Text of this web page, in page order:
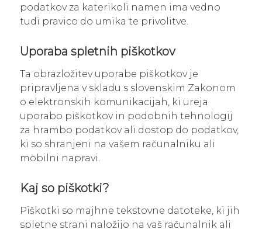
podatkov za katerikoli namen ima vedno
tudi pravico do umika te privolitve.
Uporaba spletnih piškotkov
Ta obrazložitev uporabe piškotkov je
pripravljena v skladu s slovenskim Zakonom
o elektronskih komunikacijah, ki ureja
uporabo piškotkov in podobnih tehnologij
za hrambo podatkov ali dostop do podatkov,
ki so shranjeni na vašem računalniku ali
mobilni napravi.
Kaj so piškotki?
Piškotki so majhne tekstovne datoteke, ki jih
spletne strani naložijo na vaš računalnik ali